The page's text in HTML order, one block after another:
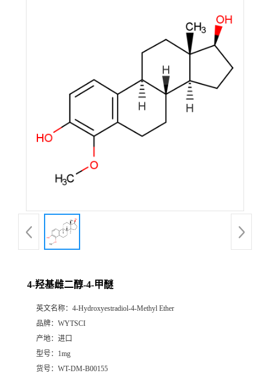
4-羟基雌二醇-4-甲醚
英文名称： 4-Hydroxyestradiol-4-Methyl Ether
品牌： WYTSCI
产地： 进口
型号： 1mg
货号： WT-DM-B00155